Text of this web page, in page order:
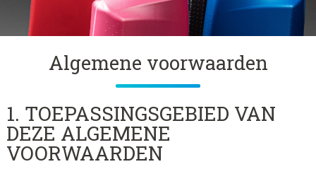
Algemene voorwaarden
1. TOEPASSINGSGEBIED VAN
DEZE ALGEMENE
VOORWAARDEN